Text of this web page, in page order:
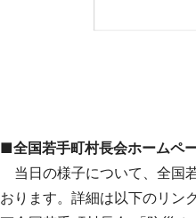
■全国若手町村長会ホームペ
当日の様子について、全国
おります。詳細は以下のリン